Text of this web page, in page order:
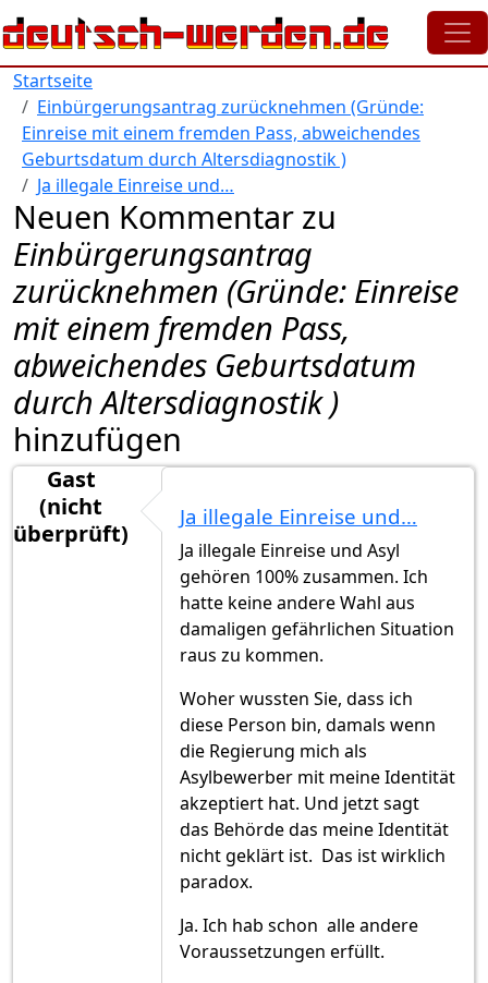
Direkt zum Inhalt
Startseite
Einbürgerungsantrag zurücknehmen (Gründe:
Einreise mit einem fremden Pass, abweichendes
Geburtsdatum durch Altersdiagnostik )
Ja illegale Einreise und…
Neuen Kommentar zu
Einbürgerungsantrag
zurücknehmen (Gründe: Einreise
mit einem fremden Pass,
abweichendes Geburtsdatum
durch Altersdiagnostik )
hinzufügen
Gast
(nicht
überprüft)
Ja illegale Einreise und…
Ja illegale Einreise und Asyl
gehören 100% zusammen. Ich
hatte keine andere Wahl aus
damaligen gefährlichen Situation
raus zu kommen.
Woher wussten Sie, dass ich
diese Person bin, damals wenn
die Regierung mich als
Asylbewerber mit meine Identität
akzeptiert hat. Und jetzt sagt
das Behörde das meine Identität
nicht geklärt ist. Das ist wirklich
paradox.
Ja. Ich hab schon alle andere
Voraussetzungen erfüllt.